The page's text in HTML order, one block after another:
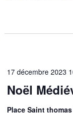
Noël
17 décembre 2023
Place Saint